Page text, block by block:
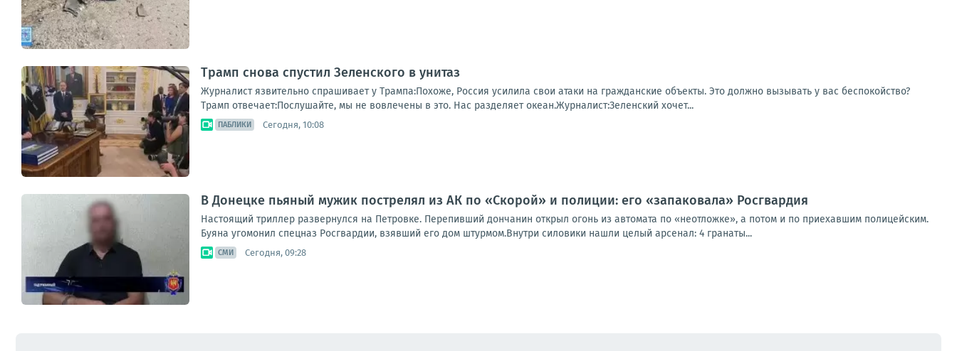
Трамп снова спустил Зеленского в унитаз
Журналист язвительно спрашивает у Трампа:Похоже, Россия усилила свои атаки на гражданские объекты. Это должно вызывать у вас беспокойство?
Трамп отвечает:Послушайте, мы не вовлечены в это. Нас разделяет океан.Журналист:Зеленский хочет...
ПАБЛИКИ Сегодня, 10:08
В Донецке пьяный мужик пострелял из АК по «Скорой» и полиции: его «запаковала» Росгвардия
Настоящий триллер развернулся на Петровке. Перепивший дончанин открыл огонь из автомата по «неотложке», а потом и по приехавшим полицейским.
Буяна угомонил спецназ Росгвардии, взявший его дом штурмом.Внутри силовики нашли целый арсенал: 4 гранаты...
СМИ Сегодня, 09:28